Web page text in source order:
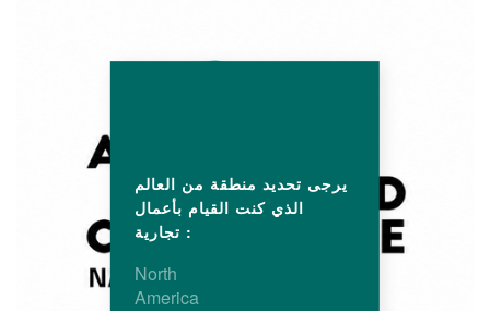
يرجى تحديد منطقة من العالم
الذي كنت القيام بأعمال
تجارية :
North
America